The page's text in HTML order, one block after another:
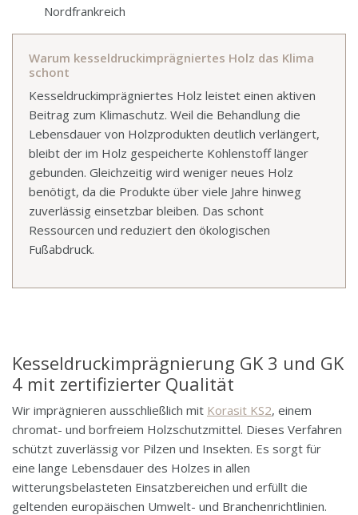
Nordfrankreich
Warum kesseldruckimprägniertes Holz das Klima
schont
Kesseldruckimprägniertes Holz leistet einen aktiven
Beitrag zum Klimaschutz. Weil die Behandlung die
Lebensdauer von Holzprodukten deutlich verlängert,
bleibt der im Holz gespeicherte Kohlenstoff länger
gebunden. Gleichzeitig wird weniger neues Holz
benötigt, da die Produkte über viele Jahre hinweg
zuverlässig einsetzbar bleiben. Das schont
Ressourcen und reduziert den ökologischen
Fußabdruck.
Kesseldruckimprägnierung GK 3 und GK
4 mit zertifizierter Qualität
Wir imprägnieren ausschließlich mit Korasit KS2, einem
chromat- und borfreiem Holzschutzmittel. Dieses Verfahren
schützt zuverlässig vor Pilzen und Insekten. Es sorgt für
eine lange Lebensdauer des Holzes in allen
witterungsbelasteten Einsatzbereichen und erfüllt die
geltenden europäischen Umwelt- und Branchenrichtlinien.